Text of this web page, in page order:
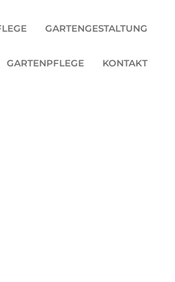
GARTENGESTALTUNG
GARTENPFLEGE KONTAKT